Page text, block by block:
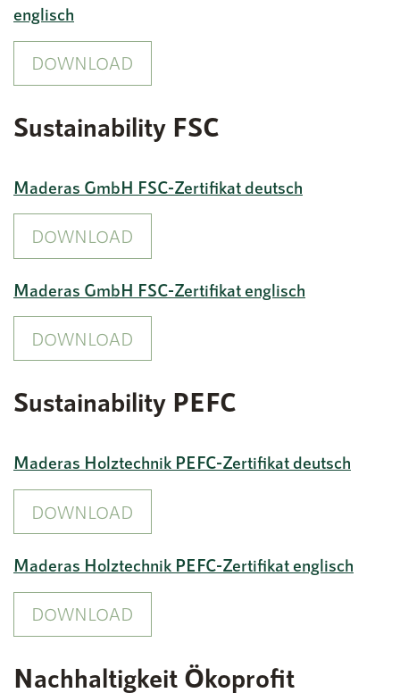
englisch
DOWNLOAD
Sustainability FSC
Maderas GmbH FSC-Zertifikat deutsch
DOWNLOAD
Maderas GmbH FSC-Zertifikat englisch
DOWNLOAD
Sustainability PEFC
Maderas Holztechnik PEFC-Zertifikat deutsch
DOWNLOAD
Maderas Holztechnik PEFC-Zertifikat englisch
DOWNLOAD
Nachhaltigkeit Ökoprofit